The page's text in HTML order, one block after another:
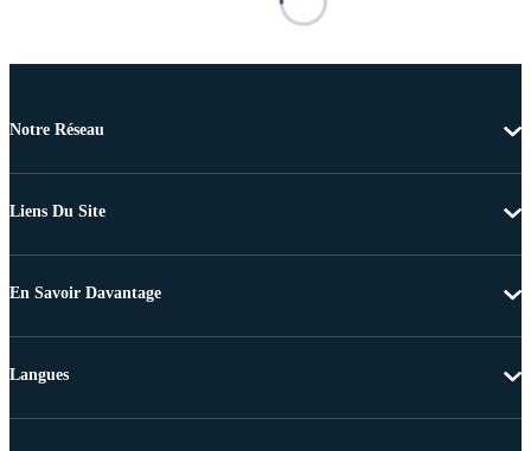
Notre Réseau
Liens Du Site
En Savoir Davantage
Langues